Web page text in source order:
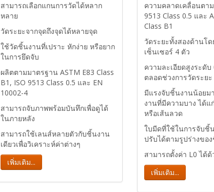
สามารถเลือกแกนการวัดได้หลาก
หลาย
วัดระยะจากจุดถึงจุดได้หลายจุด
ใช้วัดชิ้นงานที่เปราะ หักง่าย หรือยาก
ในการยึดจับ
ผลิตตามมาตรฐาน ASTM E83 Class
B1, ISO 9513 Class 0.5 และ EN
10002-4
สามารถจับภาพพร้อมบันทึกเพื่อดูได้
ในภายหลัง
สามารถใช้เลนส์หลายตัวกับชิ้นงาน
เดียวเพื่อวิเคราะห์ค่าต่างๆ
เพิ่มเติม...
ความคลาดเคลื่อนตา
9513 Class 0.5 และ
Class B1
วัดระยะทั้งสองด้านโ
เซ็นเซอร์ 4 ตัว
ความละเอียดสูงระดับ
ตลอดช่วงการวัดระยะ
มีแรงจับชิ้นงานน้อยม
งานที่มีความบาง ได้
หรือเส้นลวด
ใบมีดที่ใช้ในการจับชิ้
ปรับได้ตามรูปร่างขอ
สามารถตั้งค่า L0 ได้ด้
เพิ่มเติม...